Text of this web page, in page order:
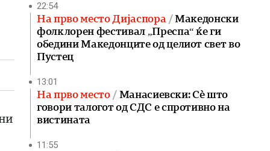
22:54
На прво место Дијаспора
Македонски
фолклорен фестивал „Преспа“ ќе ги
обедини Македонците од целиот свет во
Пустец
13:01
На прво место
Манасиевски: Сè што
говори талогот од СДС е спротивно на
вистината
11:55